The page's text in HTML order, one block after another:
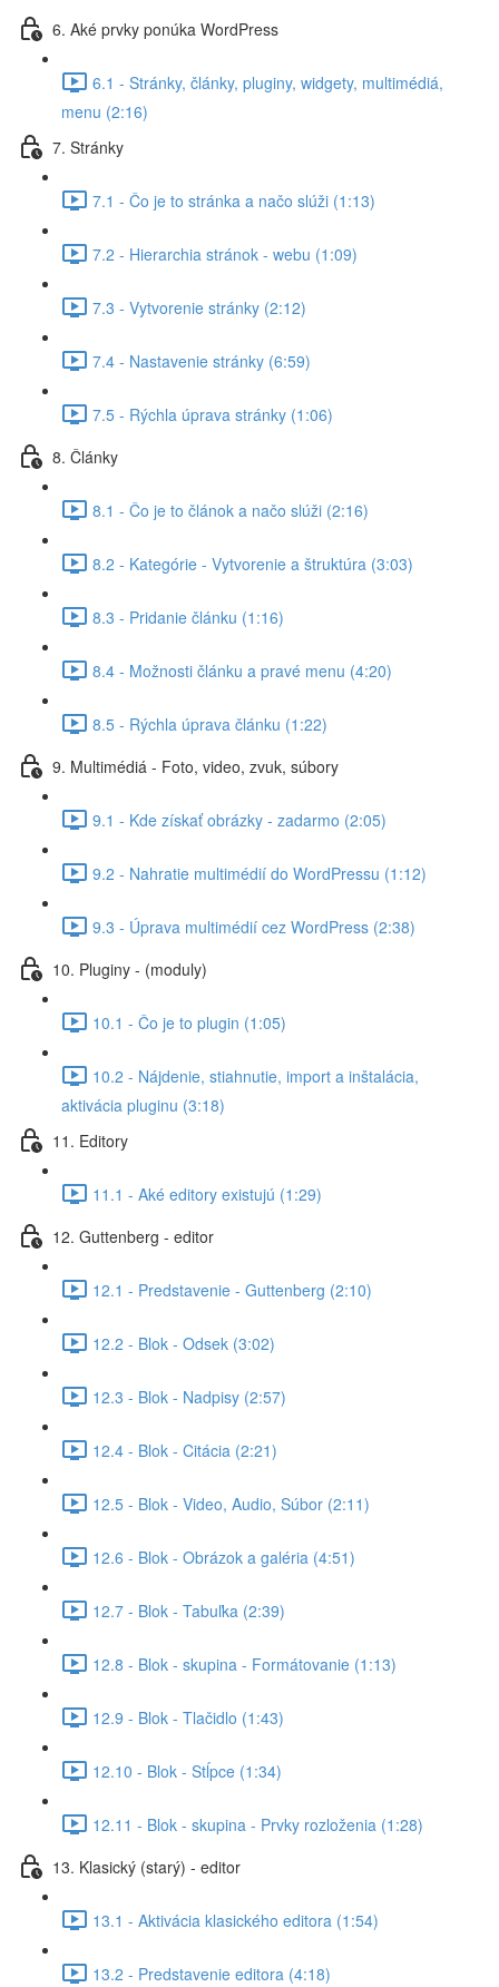
6. Aké prvky ponúka WordPress
6.1 - Stránky, články, pluginy, widgety, multimédiá,
menu (2:16)
7. Stránky
7.1 - Čo je to stránka a načo slúži (1:13)
7.2 - Hierarchia stránok - webu (1:09)
7.3 - Vytvorenie stránky (2:12)
7.4 - Nastavenie stránky (6:59)
7.5 - Rýchla úprava stránky (1:06)
8. Články
8.1 - Čo je to článok a načo slúži (2:16)
8.2 - Kategórie - Vytvorenie a štruktúra (3:03)
8.3 - Pridanie článku (1:16)
8.4 - Možnosti článku a pravé menu (4:20)
8.5 - Rýchla úprava článku (1:22)
9. Multimédiá - Foto, video, zvuk, súbory
9.1 - Kde získať obrázky - zadarmo (2:05)
9.2 - Nahratie multimédií do WordPressu (1:12)
9.3 - Úprava multimédií cez WordPress (2:38)
10. Pluginy - (moduly)
10.1 - Čo je to plugin (1:05)
10.2 - Nájdenie, stiahnutie, import a inštalácia,
aktivácia pluginu (3:18)
11. Editory
11.1 - Aké editory existujú (1:29)
12. Guttenberg - editor
12.1 - Predstavenie - Guttenberg (2:10)
12.2 - Blok - Odsek (3:02)
12.3 - Blok - Nadpisy (2:57)
12.4 - Blok - Citácia (2:21)
12.5 - Blok - Video, Audio, Súbor (2:11)
12.6 - Blok - Obrázok a galéria (4:51)
12.7 - Blok - Tabuľka (2:39)
12.8 - Blok - skupina - Formátovanie (1:13)
12.9 - Blok - Tlačidlo (1:43)
12.10 - Blok - Stĺpce (1:34)
12.11 - Blok - skupina - Prvky rozloženia (1:28)
13. Klasický (starý) - editor
13.1 - Aktivácia klasického editora (1:54)
13.2 - Predstavenie editora (4:18)